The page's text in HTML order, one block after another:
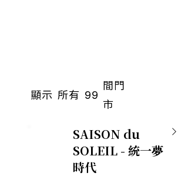
顯示
間門
市
99
所有
SAISON du
SOLEIL - 統一夢
時代